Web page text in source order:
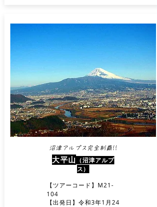
沼津アルプス完全制覇!!​
大平山 （沼津アルプ
ス）
【ツアーコード】M21-
104
【出発日】令和3年1月24